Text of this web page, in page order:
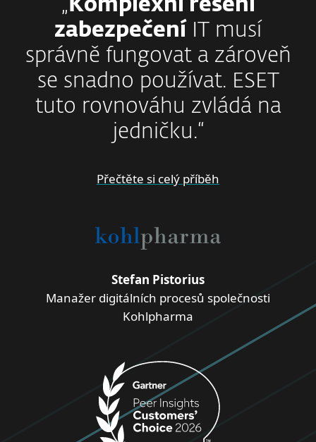
„Komplexní řešení
zabezpečení IT musí
správně fungovat a zároveň
se snadno používat. ESET
tuto rovnováhu zvládá na
jedničku.“
Přečtěte si celý příběh
Stefan Pistorius
Manažer digitálních procesů společnosti
Kohlpharma